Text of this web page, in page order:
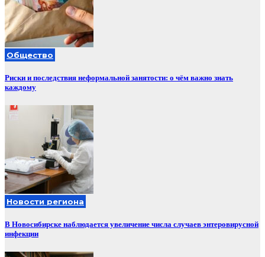
Общество
Риски и последствия неформальной занятости: о чём важно знать
каждому
Новости региона
В Новосибирске наблюдается увеличение числа случаев энтеровирусной
инфекции